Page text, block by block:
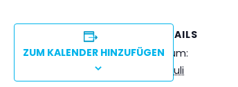
ZUM KALENDER HINZUFÜGEN
DETAILS
Datum:
26. Juli